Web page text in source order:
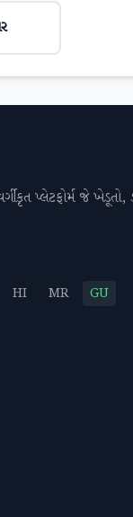
પ્લેટફોર્મ જે
HI MR GU